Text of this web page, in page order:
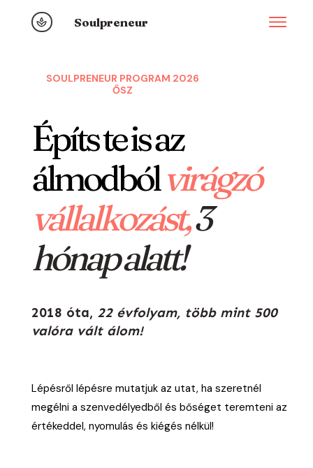
Soulpreneur
SOULPRENEUR PROGRAM 2026
ŐSZ
Építs te is az
álmodbólvirágzó
vállalkozást,3
hónap alatt!
2018 óta, 22 évfolyam, több mint 500
valóra vált álom!
Lépésről lépésre mutatjuk az utat, ha szeretnél
megélni a szenvedélyedből és bőséget teremteni az
értékeddel, nyomulás és kiégés nélkül!